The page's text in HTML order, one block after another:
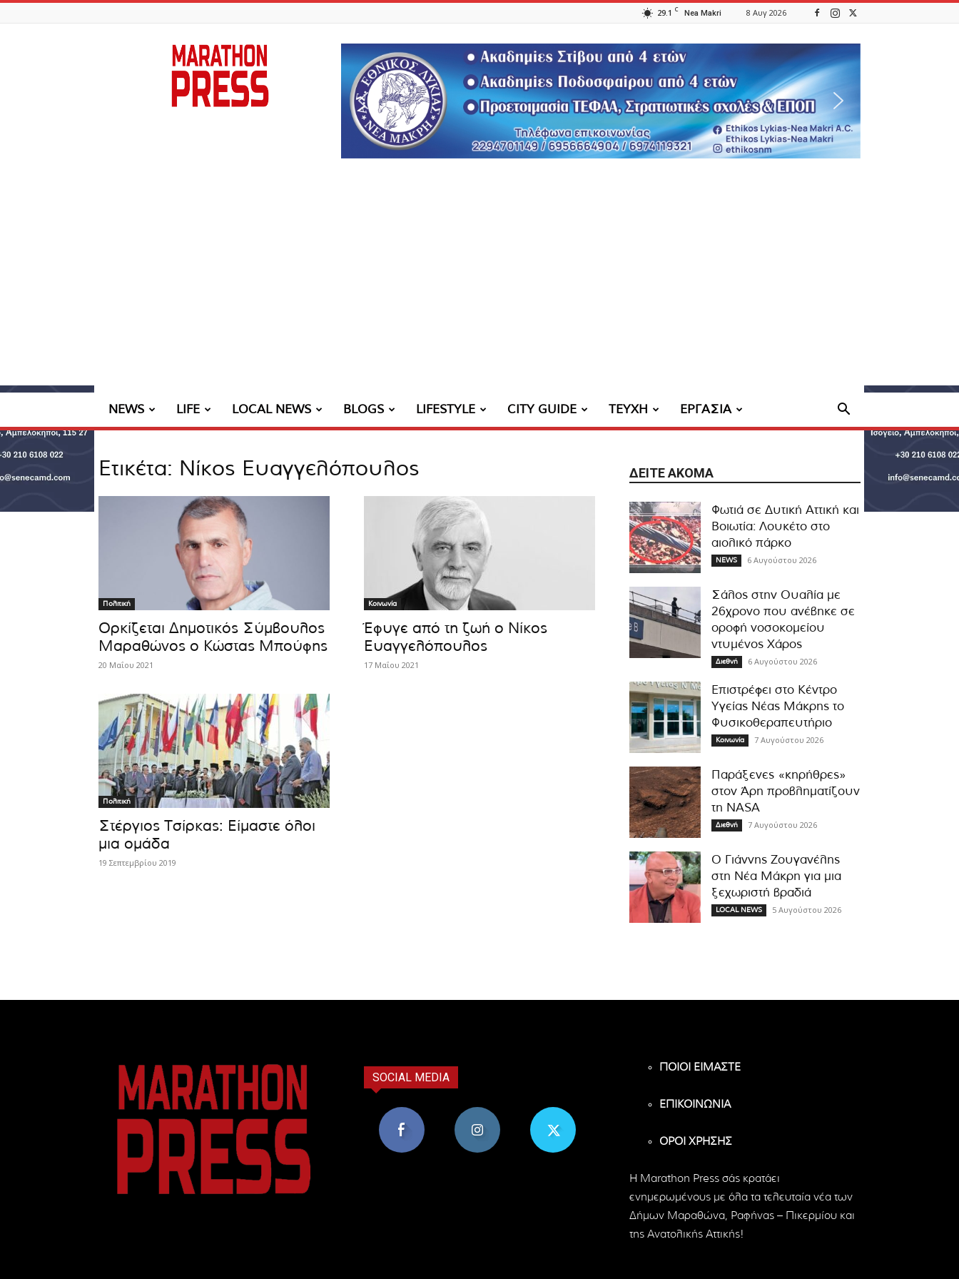
29.1 C Nea Makri 8 Αυγ 2026
Marathon
Press
NEWS LIFE LOCAL NEWS BLOGS LIFESTYLE CITY GUIDE ΤΕΥΧΗ ΕΡΓΑΣΙΑ
Ετικέτα: Νίκος Ευαγγελόπουλος
Πολιτική
Oρκίζεται Δημοτικός Σύμβουλος
Μαραθώνος ο Κώστας Μπούφης
20 Μαΐου 2021
Κοινωνία
Έφυγε από τη ζωή ο Νίκος
Ευαγγελόπουλος
17 Μαΐου 2021
Πολιτική
Στέργιος Τσίρκας: Είμαστε όλοι
μια ομάδα
19 Σεπτεμβρίου 2019
ΔΕΊΤΕ ΑΚΌΜΑ
Φωτιά σε Δυτική Αττική και
Βοιωτία: Λουκέτο στο
αιολικό πάρκο
NEWS 6 Αυγούστου 2026
Σάλος στην Ουαλία με
26χρονο που ανέβηκε σε
οροφή νοσοκομείου
ντυμένος Χάρος
Διεθνή 6 Αυγούστου 2026
Επιστρέφει στο Κέντρο
Υγείας Νέας Μάκρης το
Φυσικοθεραπευτήριο
Κοινωνία 7 Αυγούστου 2026
Παράξενες «κηρήθρες»
στον Άρη προβληματίζουν
τη NASA
Διεθνή 7 Αυγούστου 2026
Ο Γιάννης Ζουγανέλης
στη Νέα Μάκρη για μια
ξεχωριστή βραδιά
LOCAL NEWS 5 Αυγούστου 2026
SOCIAL MEDIA
ΠΟΙΟΙ ΕΙΜΑΣΤΕ
ΕΠΙΚΟΙΝΩΝΙΑ
ΟΡΟΙ ΧΡΗΣΗΣ
H Marathon Press σάς κρατάει
ενημερωμένους με όλα τα τελευταία νέα των
Δήμων Μαραθώνα, Ραφήνας – Πικερμίου και
της Ανατολικής Αττικής!